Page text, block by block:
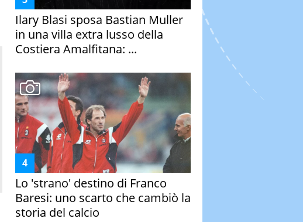
Ilary Blasi sposa Bastian Muller
in una villa extra lusso della
Costiera Amalfitana: ...
Lo 'strano' destino di Franco
Baresi: uno scarto che cambiò la
storia del calcio